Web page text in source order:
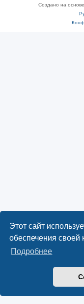
Этот сайт
обеспечения своей
Подробнее
Создано на основе